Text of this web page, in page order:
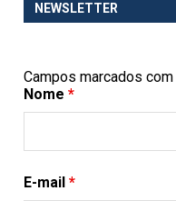
NEWSLETTER
Campos marcados com
Nome *
E-mail *